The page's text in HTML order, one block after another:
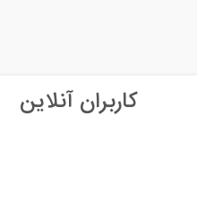
کاربران آنلاین